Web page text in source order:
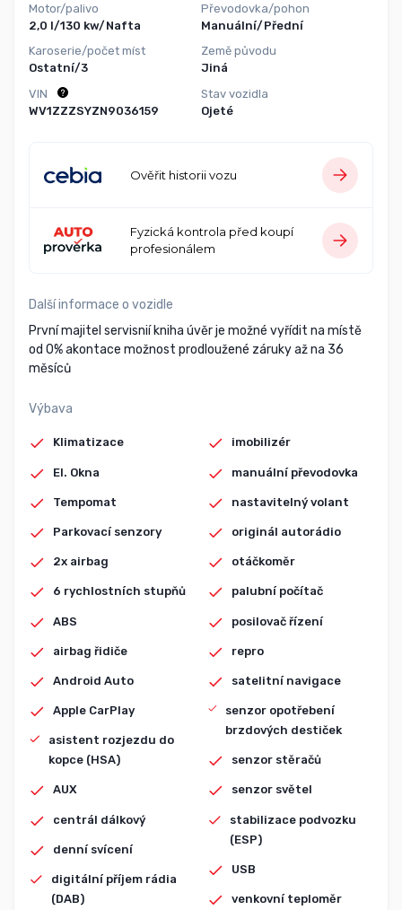
Motor/palivo
2,0 l/130 kw/Nafta
Karoserie/počet míst
Ostatní/3
Převodovka/pohon
Manuální/Přední
Země původu
Jiná
VIN
WV1ZZZSYZN9036159
Stav vozidla
Ojeté
Ověřit historii vozu
Fyzická kontrola před koupí
profesionálem
Další informace o vozidle
První majitel servisnií kniha úvěr je možné vyřídit na místě
od 0% akontace možnost prodloužené záruky až na 36
měsíců
Výbava
Klimatizace
El. Okna
Tempomat
Parkovací senzory
2x airbag
6 rychlostních stupňů
ABS
airbag řidiče
Android Auto
Apple CarPlay
asistent rozjezdu do
kopce (HSA)
AUX
centrál dálkový
denní svícení
digitální příjem rádia
(DAB)
imobilizér
manuální převodovka
nastavitelný volant
originál autorádio
otáčkoměr
palubní počítač
posilovač řízení
repro
satelitní navigace
senzor opotřebení
brzdových destiček
senzor stěračů
senzor světel
stabilizace podvozku
(ESP)
USB
venkovní teploměr